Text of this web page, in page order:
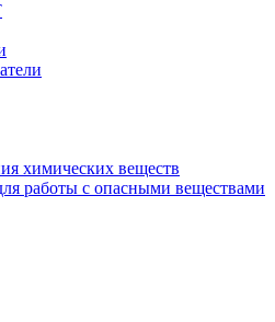
химических веществ
работы с опасными веществами